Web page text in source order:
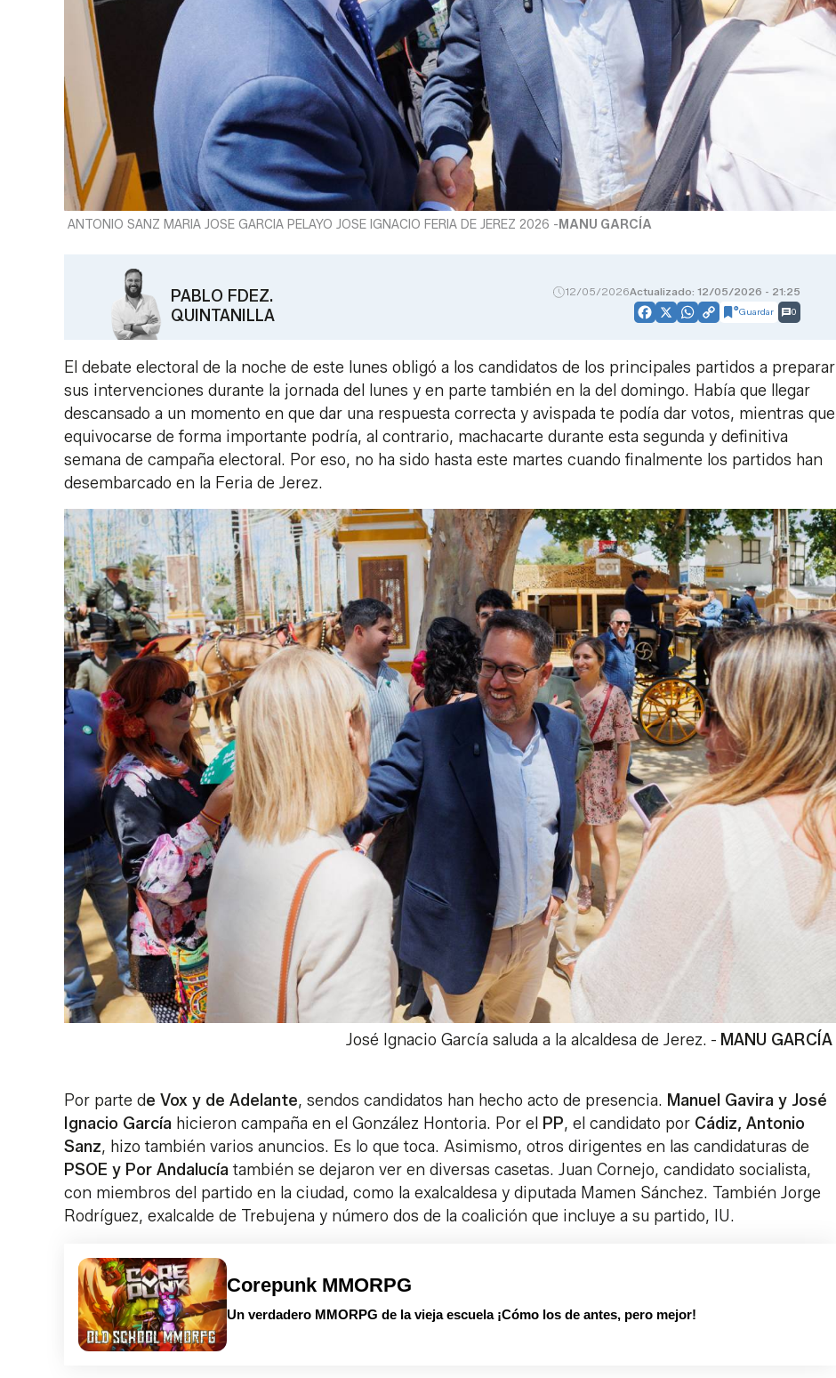
ANTONIO SANZ MARIA JOSE GARCIA PELAYO JOSE IGNACIO FERIA DE JEREZ 2026 - MANU GARCÍA
PABLO FDEZ.
QUINTANILLA
12/05/2026Actualizado: 12/05/2026 - 21:25
Facebook
X WhatsApp
CopyGuardar 0
El debate electoral de la noche de este lunes obligó a los candidatos de los principales partidos a preparar
sus intervenciones durante la jornada del lunes y en parte también en la del domingo. Había que llegar
descansado a un momento en que dar una respuesta correcta y avispada te podía dar votos, mientras que
equivocarse de forma importante podría, al contrario, machacarte durante esta segunda y definitiva
semana de campaña electoral. Por eso, no ha sido hasta este martes cuando finalmente los partidos han
desembarcado en la Feria de Jerez.
José Ignacio García saluda a la alcaldesa de Jerez. - MANU GARCÍA
Por parte de Vox y de Adelante, sendos candidatos han hecho acto de presencia. Manuel Gavira y José
Ignacio García hicieron campaña en el González Hontoria. Por el PP, el candidato por Cádiz, Antonio
Sanz, hizo también varios anuncios. Es lo que toca. Asimismo, otros dirigentes en las candidaturas de
PSOE y Por Andalucíatambién se dejaron ver en diversas casetas. Juan Cornejo, candidato socialista,
con miembros del partido en la ciudad, como la exalcaldesa y diputada Mamen Sánchez. También Jorge
Rodríguez, exalcalde de Trebujena y número dos de la coalición que incluye a su partido, IU.
Corepunk MMORPG
Un verdadero MMORPG de la vieja escuela ¡Cómo los de antes, pero mejor!